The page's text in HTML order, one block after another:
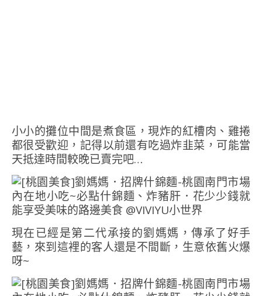
小小的攤位中間是煮食區，現炸的紅槽肉、雞捲
都很受歡迎，記得以前還有吃過炸韭菜，可能當
天抵達時間較晚已賣完吧…
現在已經是第二代承接的劉媽媽，傳承了好手
藝，來到這裡的客人還是不間斷，生意依舊火爆
呀~